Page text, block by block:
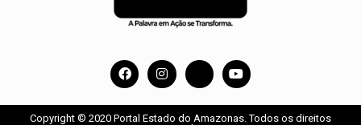
Copyright © 2020 Portal Estado do Amazonas. Todos os direitos